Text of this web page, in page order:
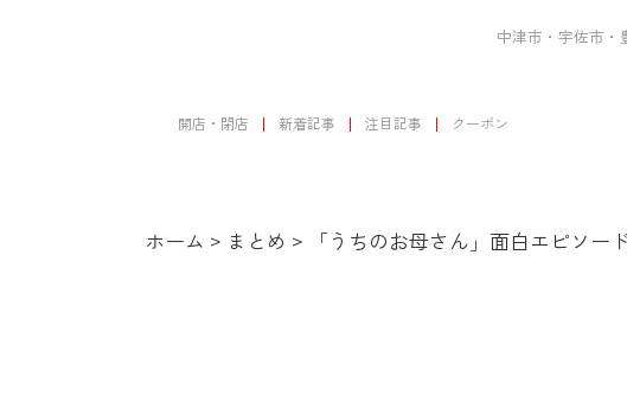
中津市・宇佐市・
開店・閉店 新着記事 注目記事 クーポン
ホーム > まとめ > 「うちのお母さん」面白エピソー